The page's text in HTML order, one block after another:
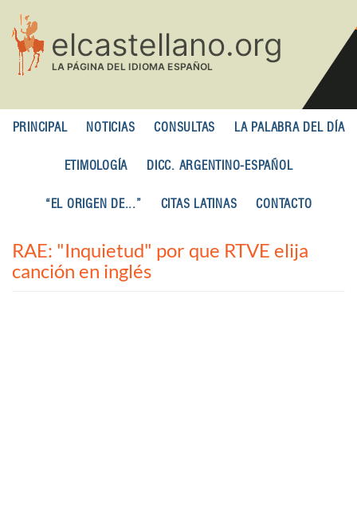
contenido
principal
PRINCIPAL NOTICIAS CONSULTAS LA PALABRA DEL DÍA
ETIMOLOGÍA DICC. ARGENTINO-ESPAÑOL
“EL ORIGEN DE...” CITAS LATINAS CONTACTO
RAE: "Inquietud" por que RTVE elija
canción en inglés